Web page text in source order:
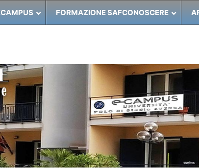
FORMAZIONE SAFCONOSCERE